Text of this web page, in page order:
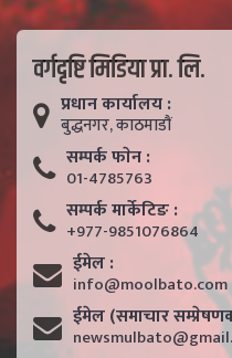
वर्गदृष्टि मिडिया प्रा. लि.
प्रधान कार्यालय :
बुद्धनगर, काठमाडाैं
सम्पर्क फाेन :
01-4785763
सम्पर्क मार्केटिङ :
+977-9851076864
ईमेल :
info@moolbato.com
ईमेल (समाचार